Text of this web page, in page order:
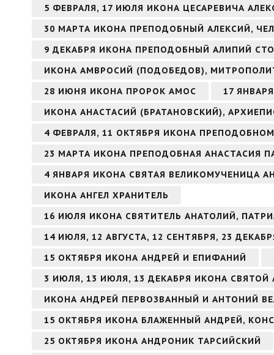
5 ФЕВРАЛЯ, 17 ИЮЛЯ ИКОНА ЦЕСАРЕВИЧА
30 МАРТА ИКОНА ПРЕПОДОБНЫЙ АЛЕКСИЙ,
9 ДЕКАБРЯ ИКОНА ПРЕПОДОБНЫЙ АЛИПИЙ
ИКОНА АМВРОСИЙ (ПОДОБЕДОВ),
28 ИЮНЯ ИКОНА ПРОРОК АМОС
17
ИКОНА АНАСТАСИЙ (БРАТАНОВСКИЙ),
4 ФЕВРАЛЯ, 11 ОКТЯБРЯ ИКОНА
23 МАРТА ИКОНА ПРЕПОДОБНАЯ АНАСТАСИЯ
4 ЯНВАРЯ ИКОНА СВЯТАЯ ВЕЛИКОМУЧЕНИЦА
ИКОНА АНГЕЛ ХРАНИТЕЛЬ
16 ИЮЛЯ ИКОНА СВЯТИТЕЛЬ АНАТОЛИЙ,
14 ИЮЛЯ, 12 АВГУСТА, 12 СЕНТЯБРЯ, 23
15 ОКТЯБРЯ ИКОНА АНДРЕЙ И ЕПИФАНИЙ
3 ИЮЛЯ, 13 ИЮЛЯ, 13 ДЕКАБРЯ ИКОНА
ИКОНА АНДРЕЙ ПЕРВОЗВАННЫЙ И АНТОНИЙ
15 ОКТЯБРЯ ИКОНА БЛАЖЕННЫЙ АНДРЕЙ,
25 ОКТЯБРЯ ИКОНА АНДРОНИК ТАРСИЙСКИЙ